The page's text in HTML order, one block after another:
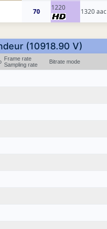
70 1220 1320 aac
(10918.90 V)
Frame rate
Sampling rate
Bitrate mode